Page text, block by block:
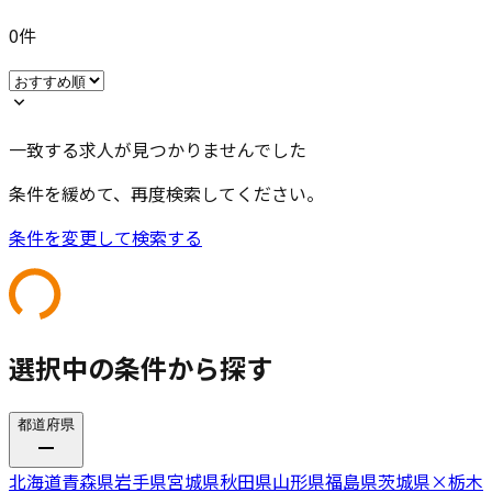
0件
一致する求人が見つかりませんでした
条件を緩めて、再度検索してください。
条件を変更して検索する
選択中の条件から探す
都道府県
北海道青森県岩手県宮城県秋田県山形県福島県茨城県×栃木